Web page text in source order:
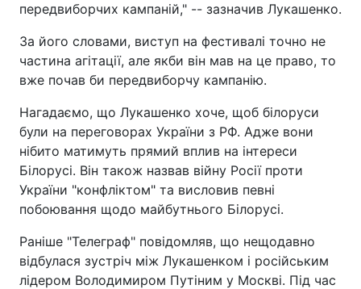
передвиборчих кампаній," -- зазначив Лукашенко.
За його словами, виступ на фестивалі точно не
частина агітації, але якби він мав на це право, то
вже почав би передвиборчу кампанію.
Нагадаємо, що Лукашенко хоче, щоб білоруси
були на переговорах України з РФ. Адже вони
нібито матимуть прямий вплив на інтереси
Білорусі. Він також назвав війну Росії проти
України "конфліктом" та висловив певні
побоювання щодо майбутнього Білорусі.
Раніше "Телеграф" повідомляв, що нещодавно
відбулася зустріч між Лукашенком і російським
лідером Володимиром Путіним у Москві. Під час